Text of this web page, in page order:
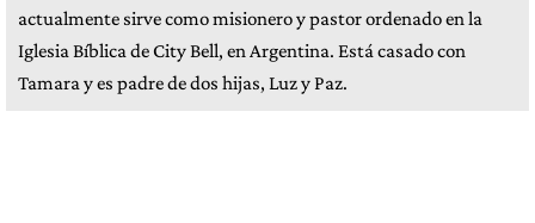
actualmente sirve como misionero y pastor ordenado en la
Iglesia Bíblica de City Bell, en Argentina. Está casado con
Tamara y es padre de dos hijas, Luz y Paz.